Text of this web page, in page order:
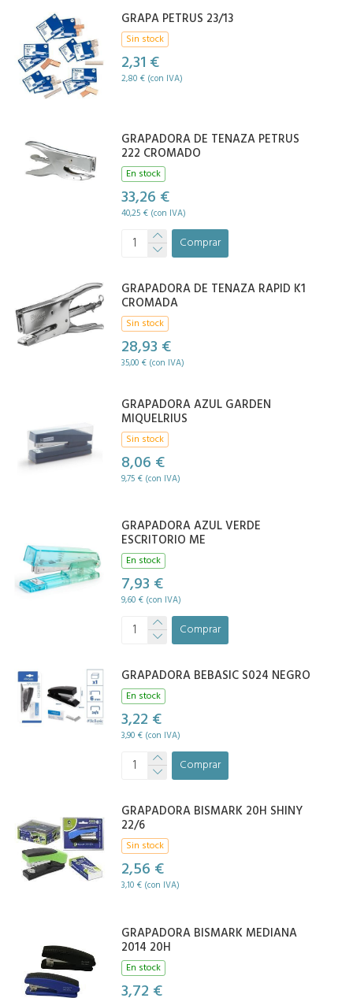
GRAPA PETRUS 23/13
Sin stock
2,31 €
2,80 € (con IVA)
GRAPADORA DE TENAZA PETRUS
222 CROMADO
En stock
33,26 €
40,25 € (con IVA)
Comprar
GRAPADORA DE TENAZA RAPID K1
CROMADA
Sin stock
28,93 €
35,00 € (con IVA)
GRAPADORA AZUL GARDEN
MIQUELRIUS
Sin stock
8,06 €
9,75 € (con IVA)
GRAPADORA AZUL VERDE
ESCRITORIO ME
En stock
7,93 €
9,60 € (con IVA)
Comprar
GRAPADORA BEBASIC S024 NEGRO
En stock
3,22 €
3,90 € (con IVA)
Comprar
GRAPADORA BISMARK 20H SHINY
22/6
Sin stock
2,56 €
3,10 € (con IVA)
GRAPADORA BISMARK MEDIANA
2014 20H
En stock
3,72 €